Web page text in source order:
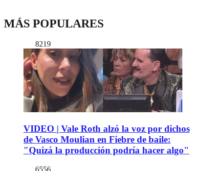
MÁS POPULARES
8219
VIDEO | Vale Roth alzó la voz por dichos
de Vasco Moulian en Fiebre de baile:
"Quizá la producción podría hacer algo"
6556